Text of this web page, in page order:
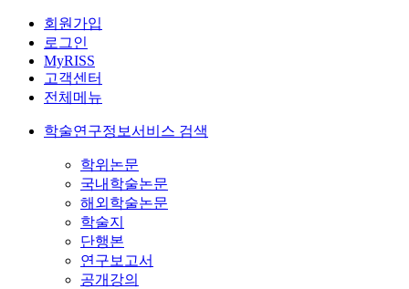
회원가입
로그인
MyRISS
고객센터
전체메뉴
학술연구정보서비스 검색
학위논문
국내학술논문
해외학술논문
학술지
단행본
연구보고서
공개강의